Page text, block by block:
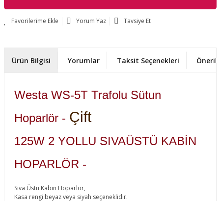
Yorum Yaz Tavsiye Et
Ürün Bilgisi Yorumlar Taksit Seçenekleri
Westa WS-5T Trafolu Sütun
Hoparlör - Çift
125W 2 YOLLU SIVAÜSTÜ KABİN
HOPARLÖR -
Sıva Üstü Kabin Hoparlör,
Kasa rengi beyaz veya siyah seçeneklidir.